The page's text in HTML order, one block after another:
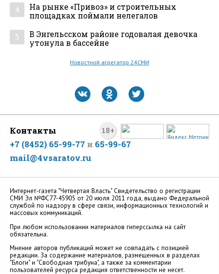
4
На рынке «Привоз» и строительных
площадках поймали нелегалов
5
В Энгельсском районе годовалая девочка
утонула в бассейне
Новостной агрегатор 24СМИ
18+
Контакты
+7 (8452) 65-99-77 и 65-99-67
mail@4vsaratov.ru
Интернет-газета "Четвертая Власть" Cвидетельство о регистрации
СМИ Эл №ФС77-45905 от 20 июля 2011 года, выдано Федеральной
службой по надзору в сфере связи, информационных технологий и
массовых коммуникаций.
При любом использовании материалов гиперссылка на сайт
обязательна.
Мнение авторов публикаций может не совпадать с позицией
редакции. За содержание материалов, размещенных в разделах
"Блоги" и "Свободная трибуна", а также за комментарии
пользователей ресурса редакция ответственности не несет.